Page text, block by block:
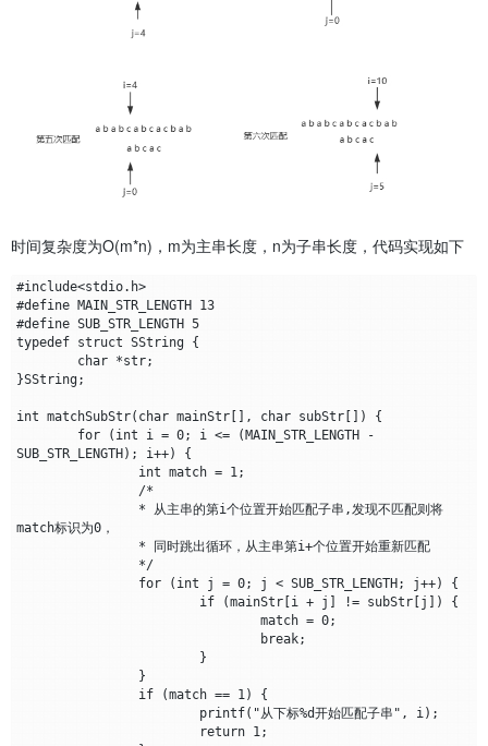
时间复杂度为O(m*n)，m为主串长度，n为子串长度，代码实现如下
#include<stdio.h>
#define MAIN_STR_LENGTH 13
#define SUB_STR_LENGTH 5
typedef struct SString {
}SString;
int matchSubStr(char mainStr[], char subStr[]) {
SUB_STR_LENGTH); i++) {
match标识为0，